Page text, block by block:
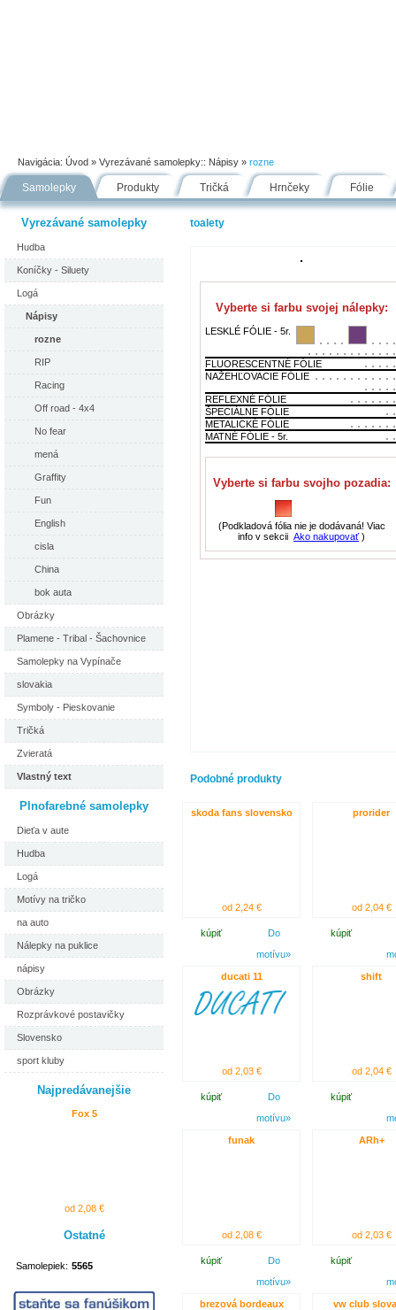
Navigácia: Úvod » Vyrezávané samolepky:: Nápisy » rozne
Samolepky Produkty Tričká Hrnčeky Fólie
Vyrezávané samolepky
Hudba
Koníčky - Siluety
Logá
Nápisy
rozne
RIP
Racing
Off road - 4x4
No fear
mená
Graffity
Fun
English
cisla
China
bok auta
Obrázky
Plamene - Tribal - Šachovnice
Samolepky na Vypínače
slovakia
Symboly - Pieskovanie
Tričká
Zvieratá
Vlastný text
Plnofarebné samolepky
Dieťa v aute
Hudba
Logá
Motívy na tričko
na auto
Nálepky na puklice
nápisy
Obrázky
Rozprávkové postavičky
Slovensko
sport kluby
Najpredávanejšie
Fox 5
od 2,08 €
Ostatné
Samolepiek: 5565
toalety
Vyberte si farbu svojej nálepky:
LESKLÉ FÓLIE - 5r.
FLUORESCENTNÉ FÓLIE
NAŽEHĽOVACIE FÓLIE
REFLEXNÉ FÓLIE
ŠPECIÁLNE FÓLIE
METALICKÉ FÓLIE
MATNÉ FÓLIE - 5r.
Vyberte si farbu svojho pozadia:
(Podkladová fólia nie je dodávaná! Viac
info v sekcii Ako nakupovať )
Podobné produkty
skoda fans slovensko
od 2,24 €
kúpiť
Do
motívu»
prorider
od 2,04 €
kúpiť
ducati 11
od 2,03 €
kúpiť
Do
motívu»
shift
od 2,04 €
kúpiť
funak
od 2,08 €
kúpiť
Do
motívu»
ARh+
od 2,03 €
kúpiť
brezová bordeaux vw club